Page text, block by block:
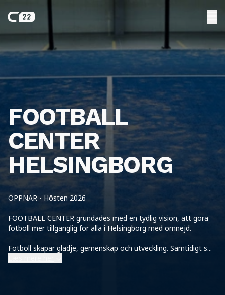
FOOTBALL
CENTER
HELSINGBORG
ÖPPNAR - Hösten 2026
FOOTBALL CENTER grundades med en tydlig vision, att göra
fotboll mer tillgänglig för alla i Helsingborg med omnejd.
Fotboll skapar glädje, gemenskap och utveckling. Samtidigt s...